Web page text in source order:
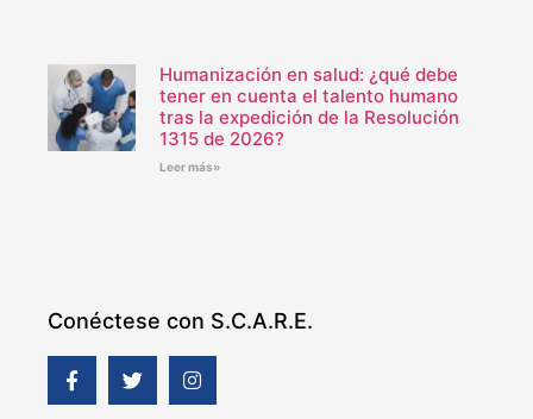
Humanización en salud: ¿qué debe
tener en cuenta el talento humano
tras la expedición de la Resolución
1315 de 2026?
Leer más»
Conéctese con S.C.A.R.E.